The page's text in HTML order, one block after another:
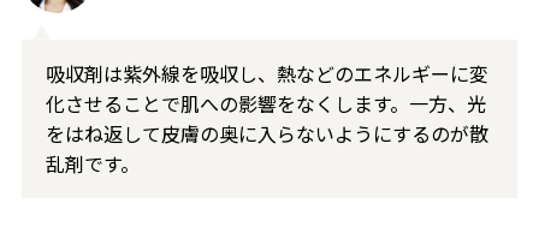
吸収剤は紫外線を吸収し、熱などのエネルギーに変
化させることで肌への影響をなくします。一方、光
をはね返して皮膚の奥に入らないようにするのが散
乱剤です。